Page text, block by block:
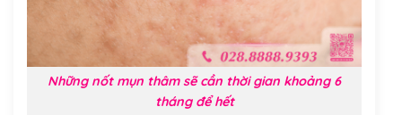
Những nốt mụn thâm sẽ cần thời gian khoảng 6
tháng để hết